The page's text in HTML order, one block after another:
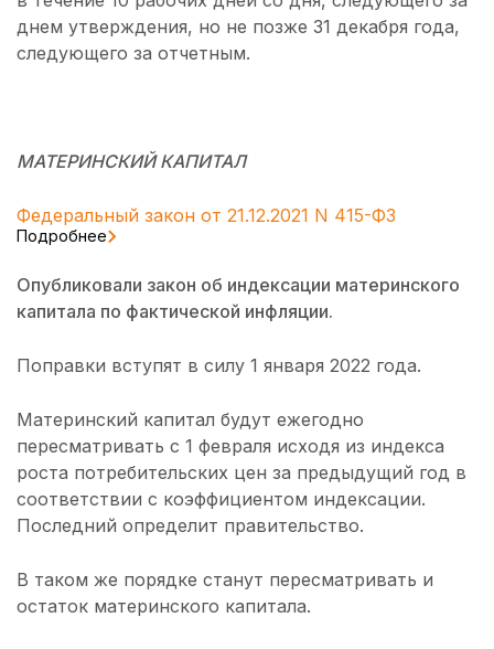
днем утверждения, но не позже 31 декабря года,
следующего за отчетным.
МАТЕРИНСКИЙ КАПИТАЛ
Федеральный закон от 21.12.2021 N 415-ФЗ
Подробнее
Опубликовали закон об индексации материнского
капитала по фактической инфляции.
Поправки вступят в силу 1 января 2022 года.
Материнский капитал будут ежегодно
пересматривать с 1 февраля исходя из индекса
роста потребительских цен за предыдущий год в
соответствии с коэффициентом индексации.
Последний определит правительство.
В таком же порядке станут пересматривать и
остаток материнского капитала.